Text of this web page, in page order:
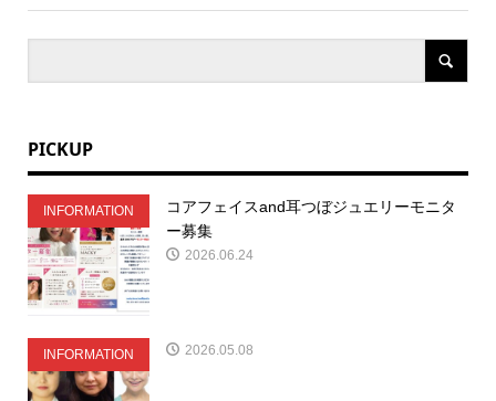
PICKUP
INFORMATION
コアフェイスand耳つぼジュエリーモニタ
ー募集
2026.06.24
INFORMATION 2026.05.08